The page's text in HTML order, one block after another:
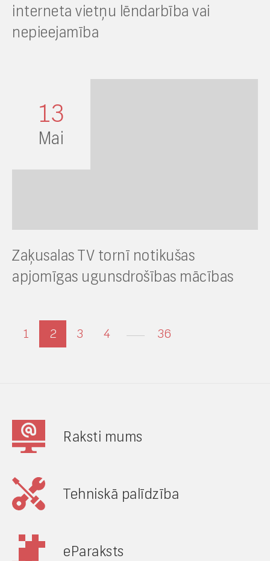
interneta vietņu lēndarbība vai
nepieejamība
13
Mai
Zaķusalas TV tornī notikušas
apjomīgas ugunsdrošības mācības
1 2 3 4 36
Raksti mums
Tehniskā palīdzība
eParaksts